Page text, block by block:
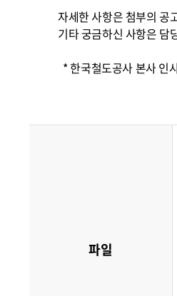
자세한 사항은 첨부의 공
기타 궁금하신 사항은 담
* 한국철도공사 본사
파일